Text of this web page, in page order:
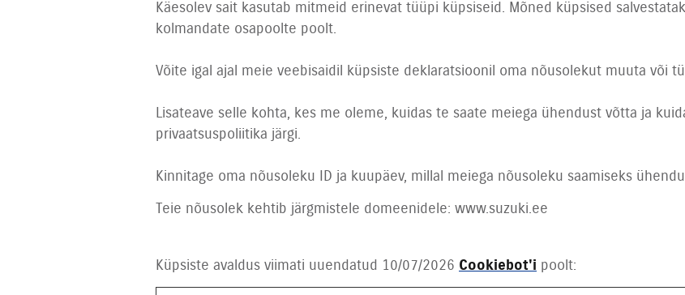
Käesolev sait kasutab mitmeid erinevat tüüpi küpsiseid. Mõned küpsised
kolmandate osapoolte poolt.
Võite igal ajal meie veebisaidil küpsiste deklaratsioonil oma nõusolekut muuta või
Lisateave selle kohta, kes me oleme, kuidas te saate meiega ühendust võtta ja
privaatsuspoliitika järgi.
Kinnitage oma nõusoleku ID ja kuupäev, millal meiega nõusoleku saamiseks
Teie nõusolek kehtib järgmistele domeenidele: www.suzuki.ee
Küpsiste avaldus viimati uuendatud 10/07/2026 Cookiebot'i poolt: